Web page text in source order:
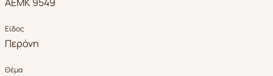
Είδος
Περόνη
Θέμα